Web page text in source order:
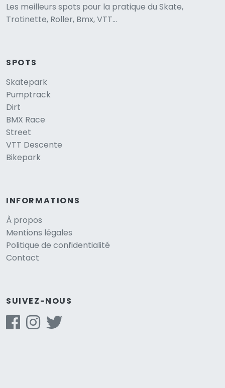
Les meilleurs spots pour la pratique du Skate,
Trotinette, Roller, Bmx, VTT...
SPOTS
Skatepark
Pumptrack
Dirt
BMX Race
Street
VTT Descente
Bikepark
INFORMATIONS
À propos
Mentions légales
Politique de confidentialité
Contact
SUIVEZ-NOUS